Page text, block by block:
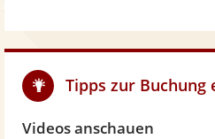
Tipps zur Buchung
Videos anschauen